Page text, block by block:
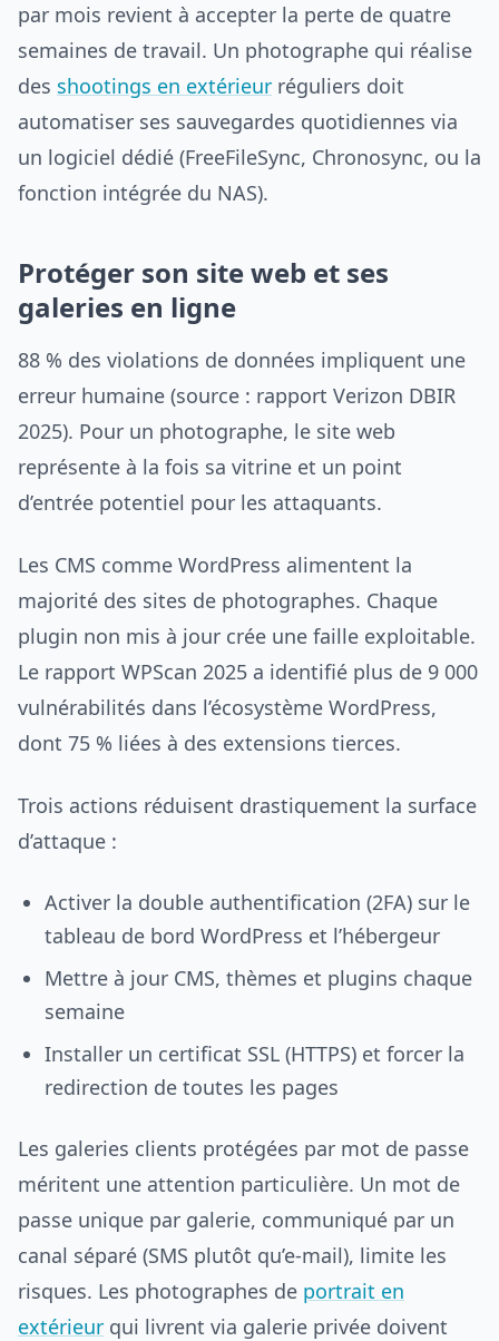
par mois revient à accepter la perte de quatre
semaines de travail. Un photographe qui réalise
des shootings en extérieur réguliers doit
automatiser ses sauvegardes quotidiennes via
un logiciel dédié (FreeFileSync, Chronosync, ou la
fonction intégrée du NAS).
Protéger son site web et ses
galeries en ligne
88 % des violations de données impliquent une
erreur humaine (source : rapport Verizon DBIR
2025). Pour un photographe, le site web
représente à la fois sa vitrine et un point
d’entrée potentiel pour les attaquants.
Les CMS comme WordPress alimentent la
majorité des sites de photographes. Chaque
plugin non mis à jour crée une faille exploitable.
Le rapport WPScan 2025 a identifié plus de 9 000
vulnérabilités dans l’écosystème WordPress,
dont 75 % liées à des extensions tierces.
Trois actions réduisent drastiquement la surface
d’attaque :
Activer la double authentification (2FA) sur le
tableau de bord WordPress et l’hébergeur
Mettre à jour CMS, thèmes et plugins chaque
semaine
Installer un certificat SSL (HTTPS) et forcer la
redirection de toutes les pages
Les galeries clients protégées par mot de passe
méritent une attention particulière. Un mot de
passe unique par galerie, communiqué par un
canal séparé (SMS plutôt qu’e-mail), limite les
risques. Les photographes de portrait en
extérieur qui livrent via galerie privée doivent